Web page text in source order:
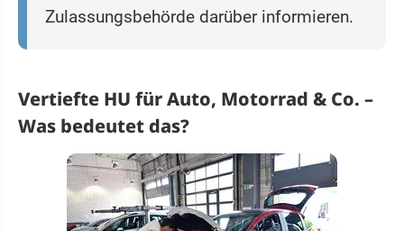
Zulassungsbehörde darüber informieren.
Vertiefte HU für Auto, Motorrad & Co. –
Was bedeutet das?